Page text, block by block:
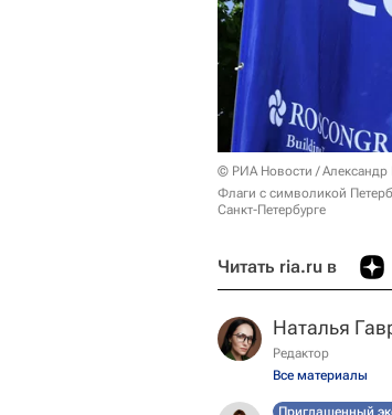
© РИА Новости / Александр
Флаги с символикой
Санкт-Петербурге
Читать ria.ru в
Наталья
Редактор
Все материалы
Приглашенный